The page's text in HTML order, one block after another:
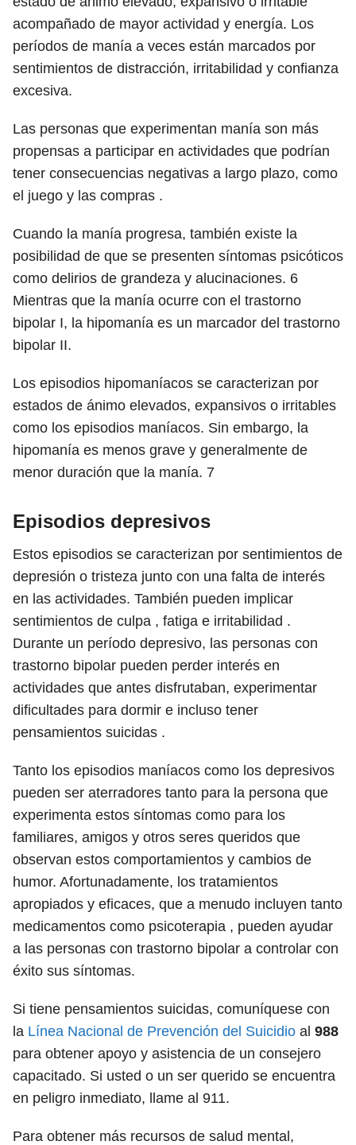
acompañado de mayor actividad y energía. Los
períodos de manía a veces están marcados por
sentimientos de distracción, irritabilidad y confianza
excesiva.
Las personas que experimentan manía son más
propensas a participar en actividades que podrían
tener consecuencias negativas a largo plazo, como
el juego y las compras .
Cuando la manía progresa, también existe la
posibilidad de que se presenten síntomas psicóticos
como delirios de grandeza y alucinaciones. 6
Mientras que la manía ocurre con el trastorno
bipolar I, la hipomanía es un marcador del trastorno
bipolar II.
Los episodios hipomaníacos se caracterizan por
estados de ánimo elevados, expansivos o irritables
como los episodios maníacos. Sin embargo, la
hipomanía es menos grave y generalmente de
menor duración que la manía. 7
Episodios depresivos
Estos episodios se caracterizan por sentimientos de
depresión o tristeza junto con una falta de interés
en las actividades. También pueden implicar
sentimientos de culpa , fatiga e irritabilidad .
Durante un período depresivo, las personas con
trastorno bipolar pueden perder interés en
actividades que antes disfrutaban, experimentar
dificultades para dormir e incluso tener
pensamientos suicidas .
Tanto los episodios maníacos como los depresivos
pueden ser aterradores tanto para la persona que
experimenta estos síntomas como para los
familiares, amigos y otros seres queridos que
observan estos comportamientos y cambios de
humor. Afortunadamente, los tratamientos
apropiados y eficaces, que a menudo incluyen tanto
medicamentos como psicoterapia , pueden ayudar
a las personas con trastorno bipolar a controlar con
éxito sus síntomas.
Si tiene pensamientos suicidas, comuníquese con
la Línea Nacional de Prevención del Suicidio al 988
para obtener apoyo y asistencia de un consejero
capacitado. Si usted o un ser querido se encuentra
en peligro inmediato, llame al 911.
Para obtener más recursos de salud mental,